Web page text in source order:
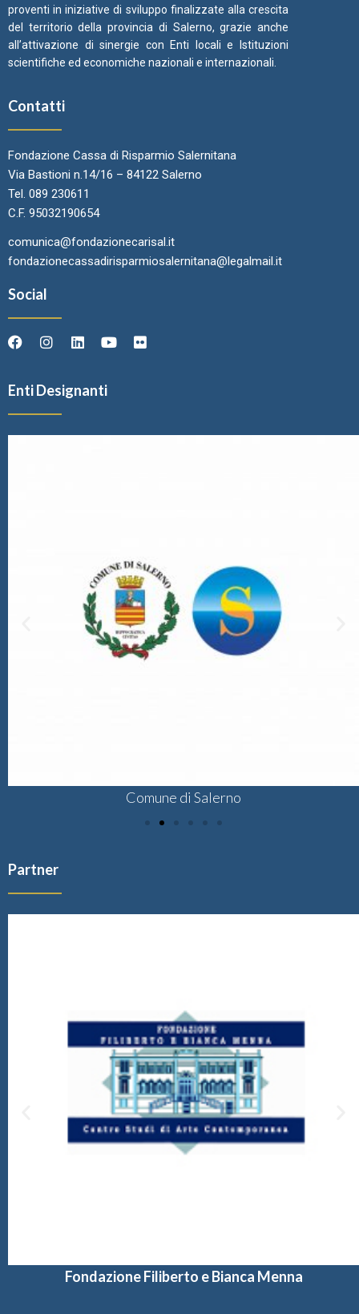
proventi in iniziative di sviluppo finalizzate alla crescita
del territorio della provincia di Salerno, grazie anche
all’attivazione di sinergie con Enti locali e Istituzioni
scientifiche ed economiche nazionali e internazionali.
Contatti
Fondazione Cassa di Risparmio Salernitana
Via Bastioni n.14/16 – 84122 Salerno
Tel. 089 230611
C.F. 95032190654
comunica@fondazionecarisal.it
fondazionecassadirisparmiosalernitana@legalmail.it
Social
Enti Designanti
Comune di Salerno
Partner
Fondazione Filiberto e Bianca Menna